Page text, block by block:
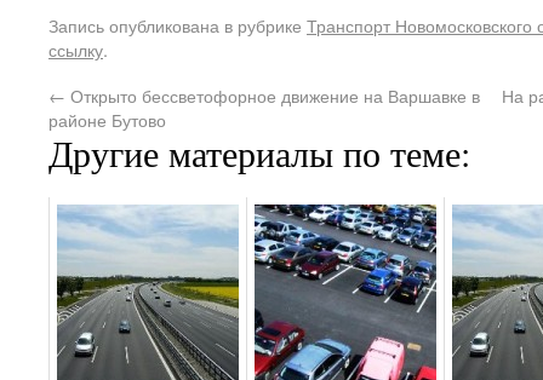
Запись опубликована в рубрике Транспорт Новомосковского
ссылку.
← Открыто бессветофорное движение на Варшавке в
районе Бутово
На
Другие материалы по теме: